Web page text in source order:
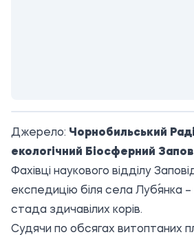
Джерело: Чорнобильський
екологічний Біосферний
Фахівці наукового відділу
експедицію біля села Луб´янка
стада здичавілих корів.
Судячи по обсягах витоптаних